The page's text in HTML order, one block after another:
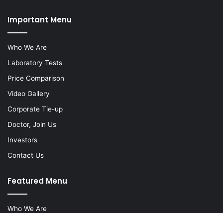
Important Menu
Who We Are
Laboratory Tests
Price Comparison
Video Gallery
Corporate Tie-up
Doctor, Join Us
Investors
Contact Us
Featured Menu
Who We Are